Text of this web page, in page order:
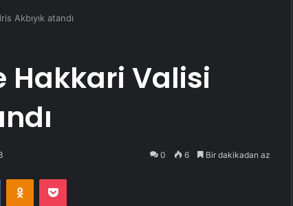
Akbıyık atandı
Hakkari Valisi
0 6 Bir dakikadan az
VKontakteOdnoklassniki
Pocket